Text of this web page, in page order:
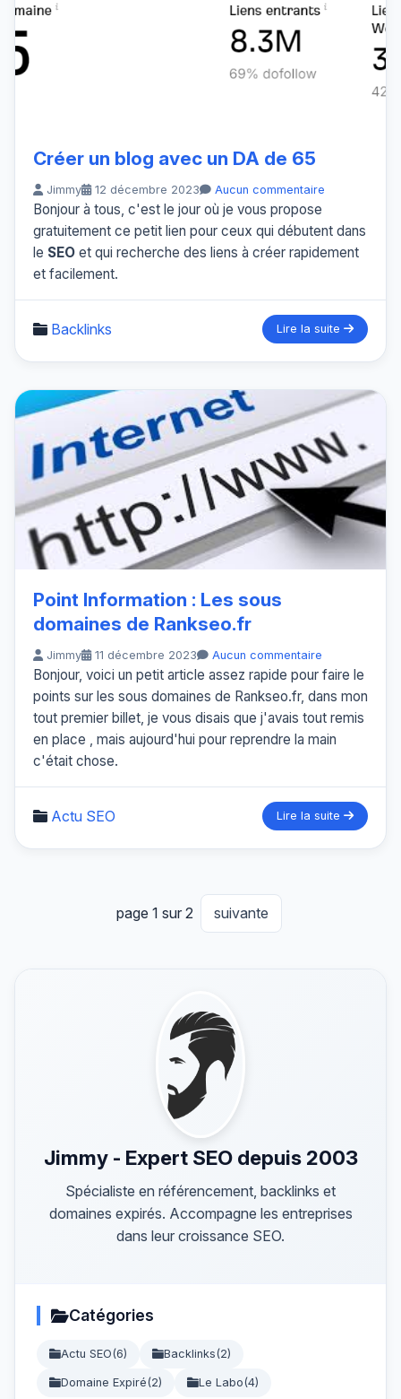
Créer un blog avec un DA de 65
Jimmy 12 décembre 2023 Aucun commentaire
Bonjour à tous, c'est le jour où je vous propose
gratuitement ce petit lien pour ceux qui débutent dans
le SEO et qui recherche des liens à créer rapidement
et facilement.
Backlinks Lire la suite
Point Information : Les sous
domaines de Rankseo.fr
Jimmy 11 décembre 2023 Aucun commentaire
Bonjour, voici un petit article assez rapide pour faire le
points sur les sous domaines de Rankseo.fr, dans mon
tout premier billet, je vous disais que j'avais tout remis
en place , mais aujourd'hui pour reprendre la main
c'était chose.
Actu SEO Lire la suite
page 1 sur 2 suivante
Jimmy - Expert SEO depuis 2003
Spécialiste en référencement, backlinks et
domaines expirés. Accompagne les entreprises
dans leur croissance SEO.
Catégories
Actu SEO(6) Backlinks(2)
Domaine Expiré(2) Le Labo(4)